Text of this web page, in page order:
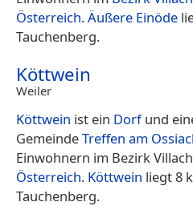
Österreich.Äußere Einöde
Tauchenberg.
Köttwein
Weiler
Köttwein ist ein Dorfund
GemeindeTreffen am
Einwohnern im Bezirk
Österreich. Köttwein liegt 8
Tauchenberg.